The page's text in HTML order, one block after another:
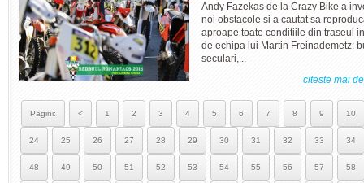
Andy Fazekas de la Crazy Bike a
noi obstacole si a cautat sa
aproape toate conditiile din traseul
de echipa lui Martin Freinademetz:
seculari,...
citeste mai
Pagini: < 1 2 3 4 5 6 7 8 9 10
24 25 26 27 28 29 30 31 32 33 34
48 49 50 51 52 53 54 55 56 57 58